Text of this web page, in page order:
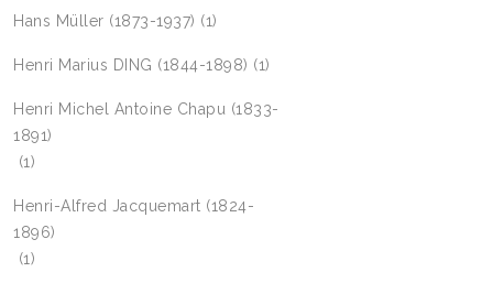
Hans Müller (1873-1937) (1)
Henri Marius DING (1844-1898) (1)
Henri Michel Antoine Chapu (1833-
1891)
(1)
Henri-Alfred Jacquemart (1824-
1896)
(1)